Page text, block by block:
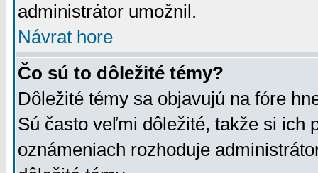
administrátor umožnil.
Návrat hore
Čo sú to dôležité témy?
Dôležité témy sa objavujú na fóre
Sú často veľmi dôležité, takže si ich
oznámeniach rozhoduje